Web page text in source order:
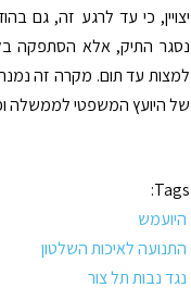
יצויין, כי עד לרגע זה, גם
נסגר התיק, אלא הסתפקה
למצות עד תום. מקרה זה
של היועץ המשפטי לממשלה
Tags:
היועמש
התנועה לאיכות השלטון
נגד נבות תל צור